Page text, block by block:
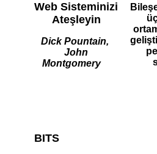
Web Sisteminizi
Ateşleyin
Dick Pountain,
John
Montgomery
BITS